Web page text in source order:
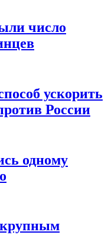
число
ускорить
России
одному
крупным